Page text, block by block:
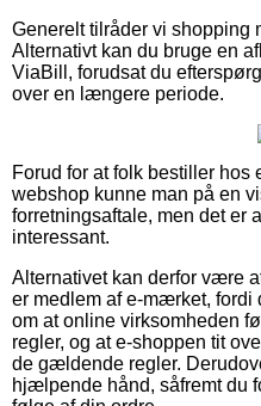
Generelt tilråder vi shopping
Alternativt kan du bruge en
ViaBill, forudsat du
over en længere periode.
Forud for at folk bestiller
webshop kunne man på en
forretningsaftale, men det er
interessant.
Alternativet kan derfor være
er medlem af e-mærket, fordi
om at online virksomheden
regler, og at e-shoppen tit
de gældende regler.
hjælpende hånd, såfremt du